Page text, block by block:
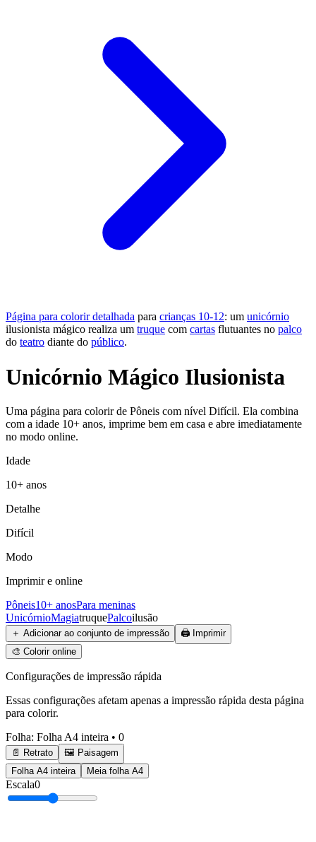
Página para colorir detalhada para crianças 10-12: um unicórnio
ilusionista mágico realiza um truque com cartas flutuantes no palco
do teatro diante do público.
Unicórnio Mágico Ilusionista
Uma página para colorir de Pôneis com nível Difícil. Ela combina
com a idade 10+ anos, imprime bem em casa e abre imediatamente
no modo online.
Idade
10+ anos
Detalhe
Difícil
Modo
Imprimir e online
Pôneis10+ anosPara meninas
UnicórnioMagiatruquePalcoilusão
＋ Adicionar ao conjunto de impressão 🖨️ Imprimir
🎨 Colorir online
Configurações de impressão rápida
Essas configurações afetam apenas a impressão rápida desta página
para colorir.
Folha: Folha A4 inteira • 0
📄 Retrato
🖼️ Paisagem
Folha A4 inteira
Meia folha A4
Escala0